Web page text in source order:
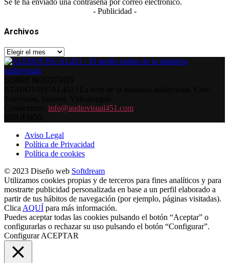
- Publicidad -
Archivos
Archivos
info@audiovisual451.com
Aviso Legal
Política de Privacidad
Política de cookies
© 2023 Diseño web Softdream
Utilizamos cookies propias y de terceros para fines analíticos y para
mostrarte publicidad personalizada en base a un perfil elaborado a
partir de tus hábitos de navegación (por ejemplo, páginas visitadas).
Clica AQUÍ para más información.
Puedes aceptar todas las cookies pulsando el botón “Aceptar” o
configurarlas o rechazar su uso pulsando el botón “Configurar”.
Configurar ACEPTAR